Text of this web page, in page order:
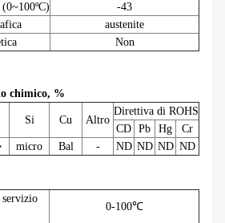
-43
austenite
Non
chimico, %
Si Cu Altro
Direttiva di ROHS
CD Pb Hg
Cr
micro Bal - ND ND ND ND
0-100℃